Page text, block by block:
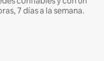
7 días a la semana.